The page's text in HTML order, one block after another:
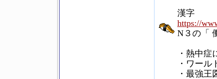
漢字
https://
N３の「
・熱中症
・ワール
・最強王